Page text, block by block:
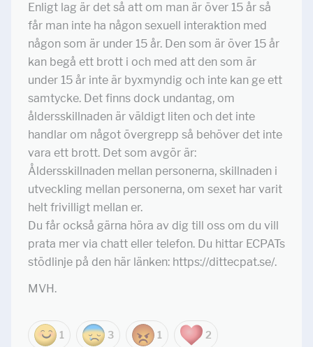
Enligt lag är det så att om man är över 15 år så
får man inte ha någon sexuell interaktion med
någon som är under 15 år. Den som är över 15 år
kan begå ett brott i och med att den som är
under 15 år inte är byxmyndig och inte kan ge ett
samtycke. Det finns dock undantag, om
åldersskillnaden är väldigt liten och det inte
handlar om något övergrepp så behöver det inte
vara ett brott. Det som avgör är:
Åldersskillnaden mellan personerna, skillnaden i
utveckling mellan personerna, om sexet har varit
helt frivilligt mellan er.
Du får också gärna höra av dig till oss om du vill
prata mer via chatt eller telefon. Du hittar ECPATs
stödlinje på den här länken: https://dittecpat.se/.
MVH.
1 3 1 2